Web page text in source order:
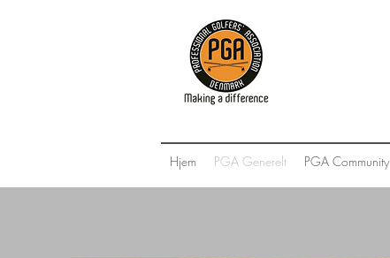
Hjem PGA Generelt PGA Community